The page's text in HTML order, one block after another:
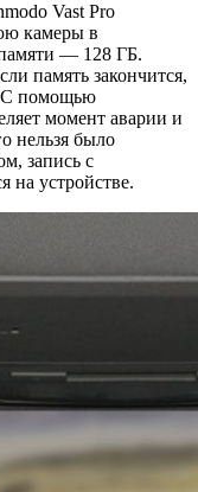
Vast Pro
камеры в
— 128 ГБ.
память закончится,
С помощью
момент аварии и
нельзя было
запись с
на устройстве.